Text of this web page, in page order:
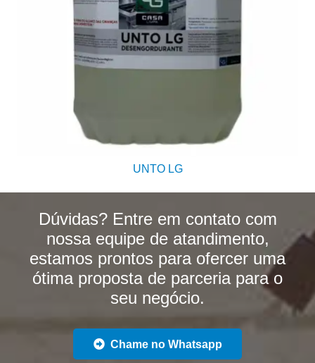
UNTO LG
Dúvidas? Entre em contato com
nossa equipe de atandimento,
estamos prontos para ofercer uma
ótima proposta de parceria para o
seu negócio.
Chame no Whatsapp